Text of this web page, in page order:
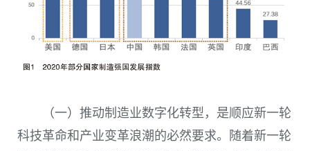
（一）推动制造业数字化转型，是顺应新一轮
科技革命和产业变革浪潮的必然要求。随着新一轮